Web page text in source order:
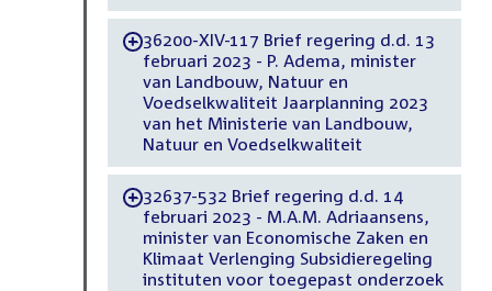
-36200-XIV-117 Brief regering d.d. 13
februari 2023 - P. Adema, minister
van Landbouw, Natuur en
Voedselkwaliteit Jaarplanning 2023
van het Ministerie van Landbouw,
Natuur en Voedselkwaliteit
-32637-532 Brief regering d.d. 14
februari 2023 - M.A.M. Adriaansens,
minister van Economische Zaken en
Klimaat Verlenging Subsidieregeling
instituten voor toegepast onderzoek